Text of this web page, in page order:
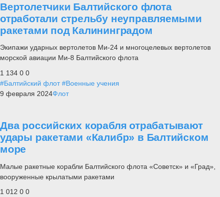
Вертолетчики Балтийского флота
отработали стрельбу неуправляемыми
ракетами под Калининградом
Экипажи ударных вертолетов Ми-24 и многоцелевых вертолетов
морской авиации Ми-8 Балтийского флота
1 134 0 0
#Балтийский флот #Военные учения
9 февраля 2024Флот
Два российских корабля отрабатывают
удары ракетами «Калибр» в Балтийском
море
Малые ракетные корабли Балтийского флота «Советск» и «Град»,
вооруженные крылатыми ракетами
1 012 0 0